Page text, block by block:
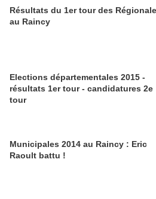
Résultats du 1er tour des
au Raincy
Elections départementales 2015 -
résultats 1er tour - candidatures 2e
tour
Municipales 2014 au Raincy : Eric
Raoult battu !